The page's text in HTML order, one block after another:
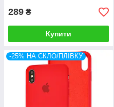
289 ₴
Купити
-25% НА СКЛО/ПЛІВКУ